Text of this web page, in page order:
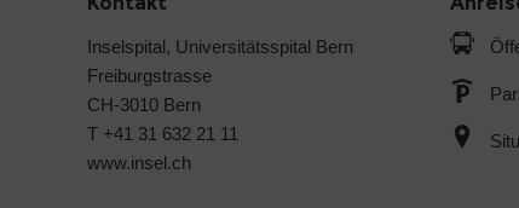
Inselspital, Universitätsspital Bern
Freiburgstrasse
CH-3010 Bern
T +41 31 632 21 11
www.insel.ch